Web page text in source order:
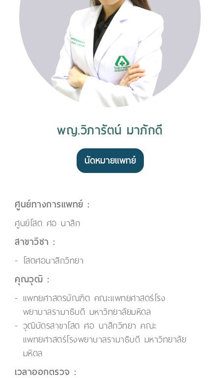
พญ.วิภารัตน์ มาภักดี
นัดหมายแพทย์
ศูนย์ทางการแพทย์ :
ศูนย์โสต ศอ นาสิก
สาขาวิชา :
โสตศอนาสิกวิทยา
คุณวุฒิ :
แพทยศาสตรบัณฑิต คณะแพทยศาสตร์โรง
พยาบาลรามาธิบดี มหาวิทยาลัยมหิดล
วุฒิบัตรสาขาโสต ศอ นาสิกวิทยา คณะ
แพทยศาสตร์โรงพยาบาลรามาธิบดี มหาวิทยาลัย
มหิดล
เวลาออกตรวจ :